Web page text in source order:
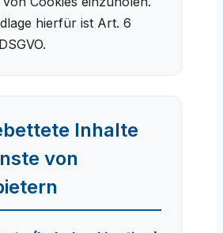
hierfür ist Art. 6
Inhalte
von